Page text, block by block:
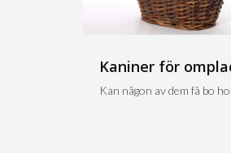
Kaniner för
Kan någon av dem få bo